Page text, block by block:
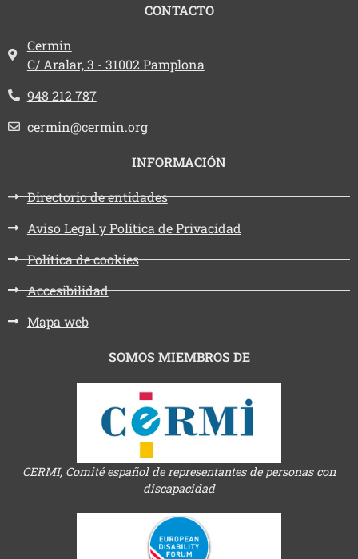
CONTACTO
Dirección:
Cermin
C/ Aralar, 3 - 31002 Pamplona
Teléfono:
948 212 787
Email:
cermin@cermin.org
INFORMACIÓN
Directorio de entidades
Aviso Legal y Política de Privacidad
Política de cookies
Accesibilidad
Mapa web
SOMOS MIEMBROS DE
CERMI, Comité español de representantes de personas con
discapacidad